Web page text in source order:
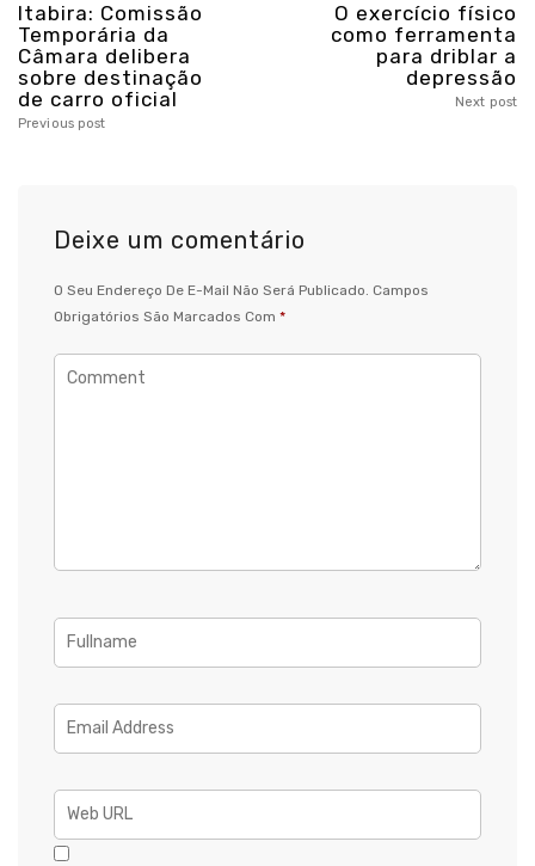
Itabira: Comissão
Temporária da
Câmara delibera
sobre destinação
de carro oficial
Previous post
O exercício físico
como ferramenta
para driblar a
depressão
Next post
Deixe um comentário
O Seu Endereço De E-Mail Não Será Publicado. Campos
Obrigatórios São Marcados Com *